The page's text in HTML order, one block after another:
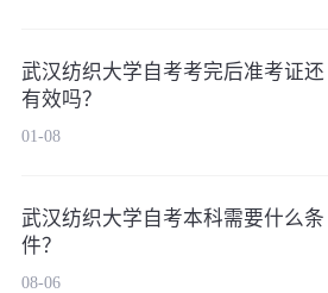
武汉纺织大学自考考完后准考证还
有效吗？
01-08
武汉纺织大学自考本科需要什么条
件？
08-06